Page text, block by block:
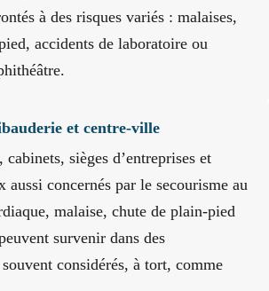
à des risques variés : malaises,
accidents de laboratoire ou
et centre-ville
sièges d’entreprises et
aussi concernés par le secourisme au
malaise, chute de plain-pied
survenir dans des
considérés, à tort, comme